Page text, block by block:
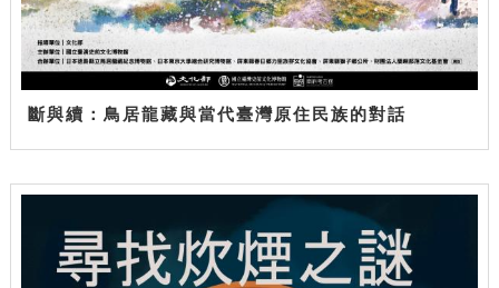
斷與續：鳥居龍藏與當代臺灣原住民族的對話